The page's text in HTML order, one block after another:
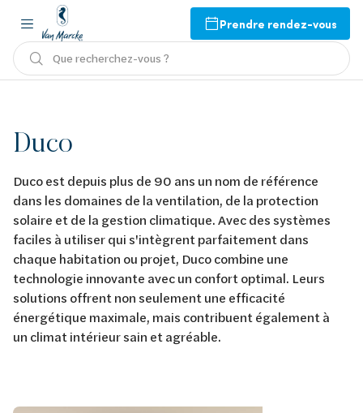
Prendre rendez-vous
Que recherchez-vous ?
Duco
Duco est depuis plus de 90 ans un nom de référence
dans les domaines de la ventilation, de la protection
solaire et de la gestion climatique. Avec des systèmes
faciles à utiliser qui s'intègrent parfaitement dans
chaque habitation ou projet, Duco combine une
technologie innovante avec un confort optimal. Leurs
solutions offrent non seulement une efficacité
énergétique maximale, mais contribuent également à
un climat intérieur sain et agréable.